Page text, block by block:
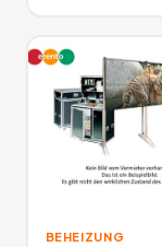
BEHEIZUNG